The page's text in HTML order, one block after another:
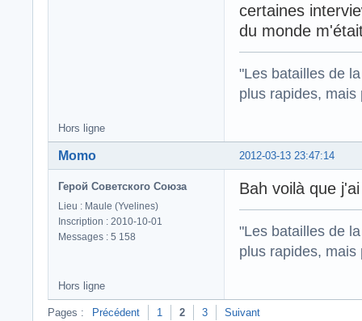
certaines
du monde
"Les batailles de
plus rapides,
Hors ligne
2012-03-13 23:47:14
Momo
Герой Советского Союза
Lieu : Maule (Yvelines)
Inscription : 2010-10-01
Messages : 5 158
Bah voilà que
"Les batailles de
plus rapides,
Hors ligne
Pages : Précédent 1 2 3 Suivant